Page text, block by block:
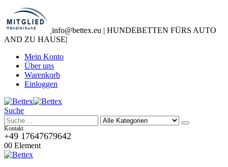
info@bettex.eu | HUNDEBETTEN FÜRS AUTO
AND ZU HAUSE|
Mein Konto
Über uns
Warenkorb
Einloggen
Suche
Kontakt
+49 17647679642
00 Element